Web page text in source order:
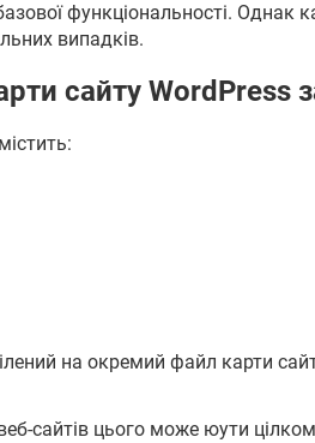
функціональності. Однак
випадків.
сайту WordPress
на окремий файл карти
сайтів цього може юути